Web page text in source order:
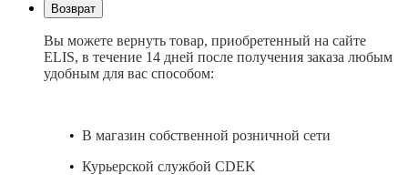
Возврат
Вы можете вернуть товар, приобретенный на сайте
ELIS, в течение 14 дней после получения заказа любым
удобным для вас способом:
• В магазин собственной розничной сети
• Курьерской службой CDEK